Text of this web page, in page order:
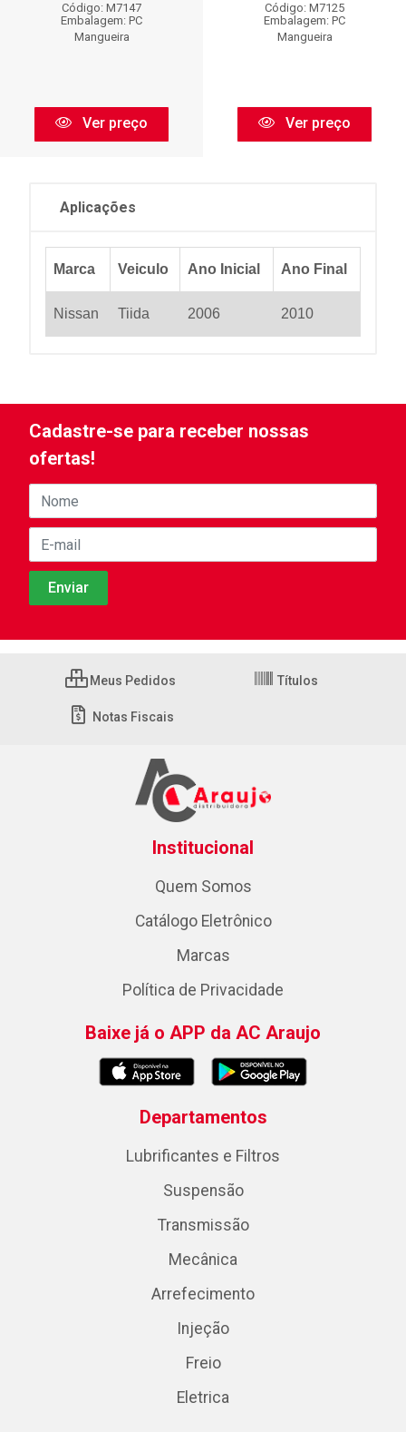
Código: M7147
Embalagem: PC
Mangueira
Ver preço
Código: M7125
Embalagem: PC
Mangueira
Ver preço
Aplicações
Marca Veiculo Ano Inicial Ano Final
Nissan Tiida 2006 2010
Cadastre-se para receber nossas
ofertas!
Meus Pedidos Títulos
Notas Fiscais
Institucional
Quem Somos
Catálogo Eletrônico
Marcas
Política de Privacidade
Baixe já o APP da AC Araujo
Departamentos
Lubrificantes e Filtros
Suspensão
Transmissão
Mecânica
Arrefecimento
Injeção
Freio
Eletrica